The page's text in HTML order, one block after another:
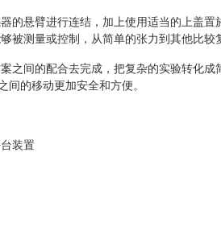
的悬臂进行连结，加上使用适当的上盖
被测量或控制，从简单的张力到其他比较
之间的配合去完成，把复杂的实验转化
的移动更加安全和方便。
装置